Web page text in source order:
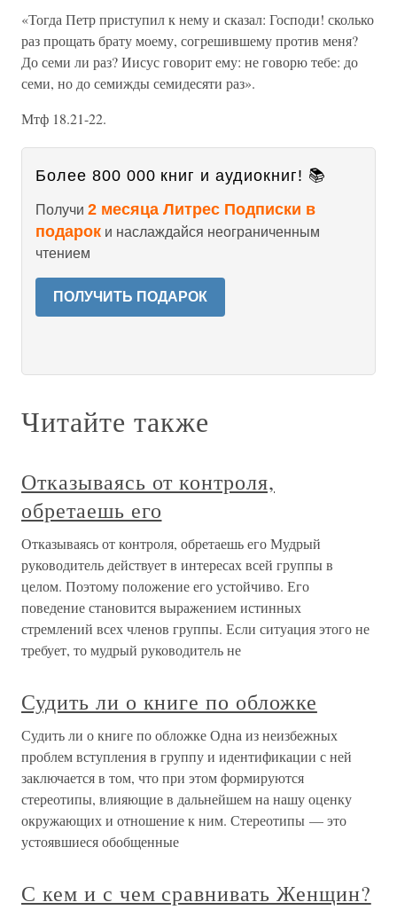
«Тогда Петр приступил к нему и сказал: Господи! сколько
раз прощать брату моему, согрешившему против меня?
До семи ли раз? Иисус говорит ему: не говорю тебе: до
семи, но до семижды семидесяти раз».
Мтф 18.21-22.
Более 800 000 книг и аудиокниг! 📚
Получи 2 месяца Литрес Подписки в
подарок и наслаждайся неограниченным
чтением
ПОЛУЧИТЬ ПОДАРОК
Читайте также
Отказываясь от контроля,
обретаешь его
Отказываясь от контроля, обретаешь его Мудрый
руководитель действует в интересах всей группы в
целом. Поэтому положение его устойчиво. Его
поведение становится выражением истинных
стремлений всех членов группы. Если ситуация этого не
требует, то мудрый руководитель не
Судить ли о книге по обложке
Судить ли о книге по обложке Одна из неизбежных
проблем вступления в группу и идентификации с ней
заключается в том, что при этом формируются
стереотипы, влияющие в дальнейшем на нашу оценку
окружающих и отношение к ним. Стереотипы — это
устоявшиеся обобщенные
С кем и с чем сравнивать Женщин?